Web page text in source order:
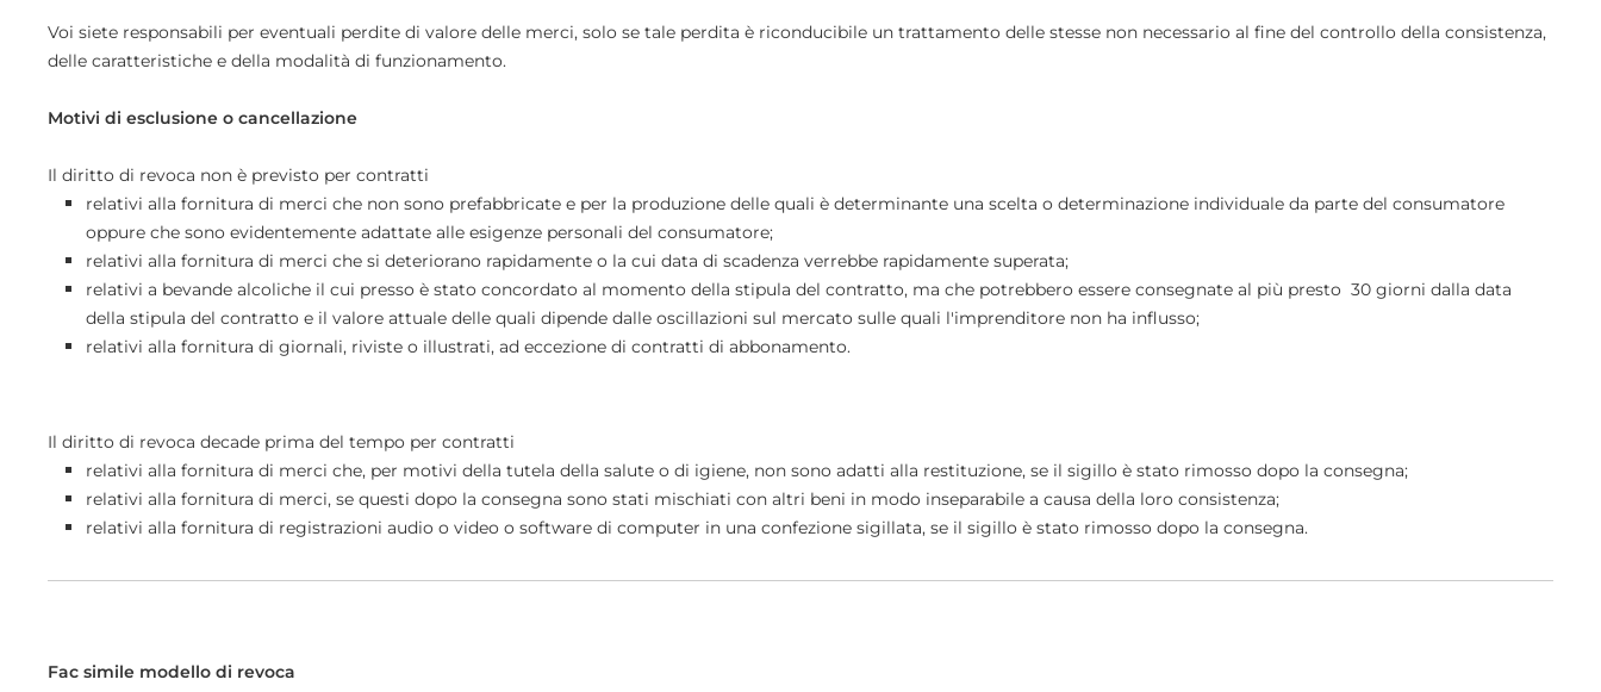
Voi siete responsabili per eventuali perdite di valore delle merci, solo se tale perdita è riconducibile un trattamento delle stesse non necessario al fine del controllo della consistenza,
delle caratteristiche e della modalità di funzionamento.
Motivi di esclusione o cancellazione
Il diritto di revoca non è previsto per contratti
relativi alla fornitura di merci che non sono prefabbricate e per la produzione delle quali è determinante una scelta o determinazione individuale da parte del consumatore
oppure che sono evidentemente adattate alle esigenze personali del consumatore;
relativi alla fornitura di merci che si deteriorano rapidamente o la cui data di scadenza verrebbe rapidamente superata;
relativi a bevande alcoliche il cui presso è stato concordato al momento della stipula del contratto, ma che potrebbero essere consegnate al più presto 30 giorni dalla data
della stipula del contratto e il valore attuale delle quali dipende dalle oscillazioni sul mercato sulle quali l'imprenditore non ha influsso;
relativi alla fornitura di giornali, riviste o illustrati, ad eccezione di contratti di abbonamento.
Il diritto di revoca decade prima del tempo per contratti
relativi alla fornitura di merci che, per motivi della tutela della salute o di igiene, non sono adatti alla restituzione, se il sigillo è stato rimosso dopo la consegna;
relativi alla fornitura di merci, se questi dopo la consegna sono stati mischiati con altri beni in modo inseparabile a causa della loro consistenza;
relativi alla fornitura di registrazioni audio o video o software di computer in una confezione sigillata, se il sigillo è stato rimosso dopo la consegna.
Fac simile modello di revoca